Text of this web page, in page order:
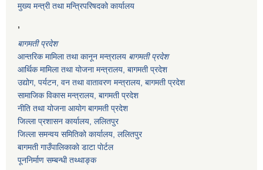
मुख्य मन्त्री तथा मन्त्रिपरिषदको कार्यालय
,
बागमती प्रदेश
आन्तरिक मामिला तथा कानून मन्त्रालय बागमती प्रदेश
आर्थिक मामिला तथा योजना मन्त्रालय , बागमती प्रदेश
उद्योग, पर्यटन, वन तथा वातावरण मन्त्रालय , बागमती प्रदेश
सामाजिक विकास मन्त्रालय , बागमती प्रदेश
नीति तथा योजना आयोग बागमती प्रदेश
जिल्ला प्रशासन कार्यालय, ललितपुर
जिल्ला समन्वय समितिको कार्यालय, ललितपुर
बागमती गाउँपालिकाकाे डाटा पाेर्टल
पूननिर्माण सम्बन्धी तथ्थाङ्क